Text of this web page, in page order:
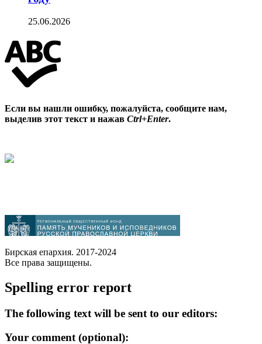
25.06.2026
Если вы нашли ошибку, пожалуйста, сообщите нам,
выделив этот текст и нажав Ctrl+Enter.
Бирская епархия. 2017-2024
Все права защищены.
Spelling error report
The following text will be sent to our editors:
Your comment (optional):